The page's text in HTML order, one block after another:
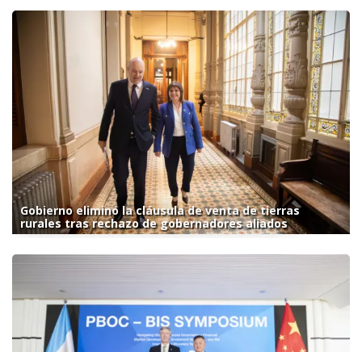
Gobierno eliminó la cláusula de venta de tierras
rurales tras rechazo de gobernadores aliados